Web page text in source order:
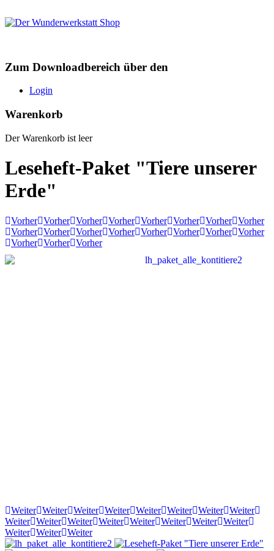
Zum Downloadbereich über den
Login
Warenkorb
Der Warenkorb ist leer
Leseheft-Paket "Tiere unserer
Erde"
Vorher Vorher Vorher Vorher Vorher Vorher Vorher Vorher
Vorher Vorher Vorher Vorher Vorher Vorher Vorher Vorher
Vorher Vorher Vorher
Weiter Weiter Weiter Weiter Weiter Weiter Weiter Weiter
Weiter Weiter Weiter Weiter Weiter Weiter Weiter Weiter
Weiter Weiter Weiter